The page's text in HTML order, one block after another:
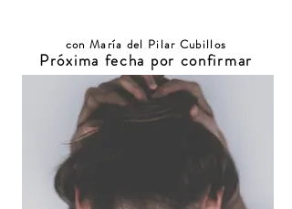
con María del Pilar Cubillos
Próxima fecha por confirmar